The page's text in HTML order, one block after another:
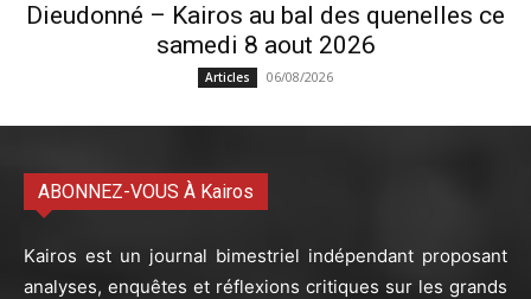
Dieudonné – Kairos au bal des quenelles ce
samedi 8 aout 2026
Articles 06/08/2026
ABONNEZ-VOUS À Kairos
Kairos est un journal bimestriel indépendant proposant
analyses, enquêtes et réflexions critiques sur les grands